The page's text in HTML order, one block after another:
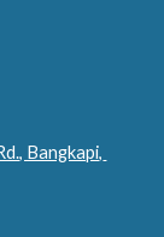
Bangkapi,